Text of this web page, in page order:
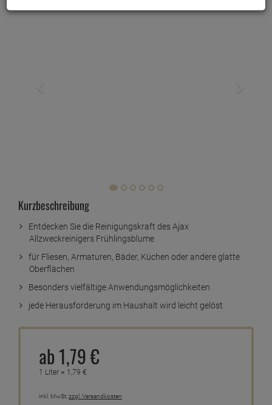
Kurzbeschreibung
Entdecken Sie die Reinigungskraft des Ajax
Allzweckreinigers Frühlingsblume
für Fliesen, Armaturen, Bäder, Küchen oder andere glatte
Oberflächen
Besonders vielfältige Anwendungsmöglichkeiten
jede Herausforderung im Haushalt wird leicht gelöst
ab 1,79€
1 Liter = 1,79 €
inkl. MwSt. zzgl. Versandkosten